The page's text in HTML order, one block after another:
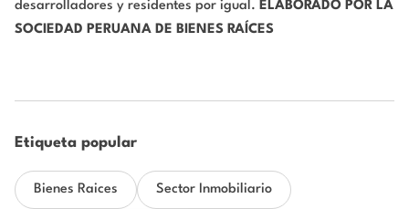
desarrolladores y residentes por igual. ELABORADO POR LA
SOCIEDAD PERUANA DE BIENES RAÍCES
Etiqueta popular
Bienes Raices Sector Inmobiliario